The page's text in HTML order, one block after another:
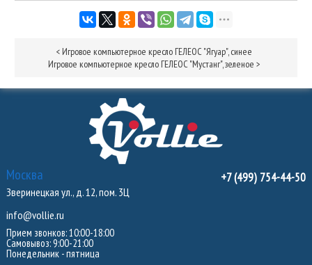
< Игровое компьютерное кресло ГЕЛЕОС "Ягуар", синее
Игровое компьютерное кресло ГЕЛЕОС "Мустанг", зеленое >
Москва
Зверинецкая ул., д. 12, пом. 3Ц
info@vollie.ru
Прием звонков: 10:00-18:00
Самовывоз: 9:00-21:00
Понедельник - пятница
+7 (499) 754-44-50